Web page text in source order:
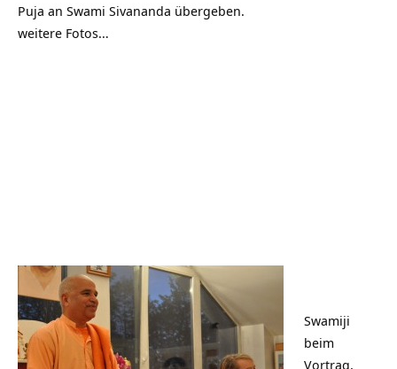
Puja an Swami Sivananda übergeben.
weitere Fotos…
Swamiji
beim
Vortrag,